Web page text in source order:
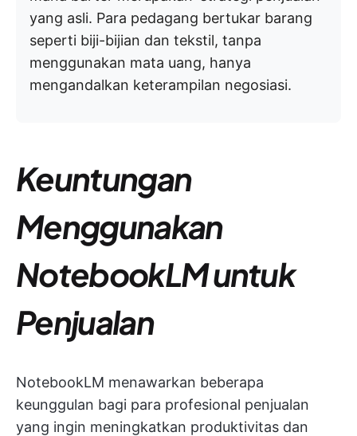
yang asli. Para pedagang bertukar barang
seperti biji-bijian dan tekstil, tanpa
menggunakan mata uang, hanya
mengandalkan keterampilan negosiasi.
Keuntungan
Menggunakan
NotebookLM untuk
Penjualan
NotebookLM menawarkan beberapa
keunggulan bagi para profesional penjualan
yang ingin meningkatkan produktivitas dan